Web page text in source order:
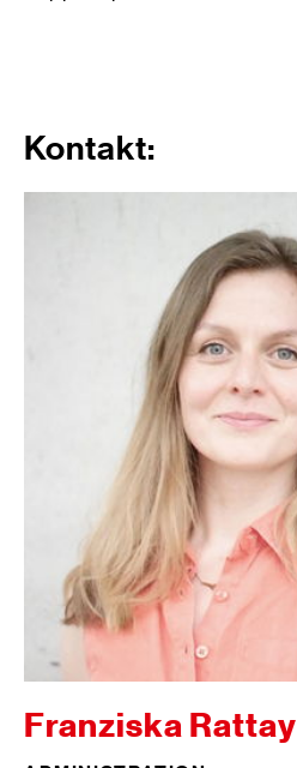
Kontakt:
Franziska Rattay